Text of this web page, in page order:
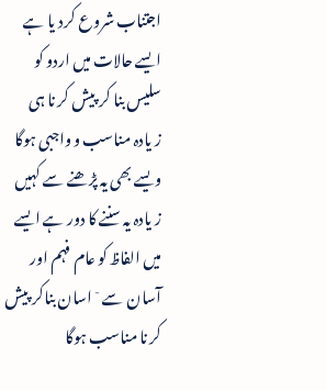
اجتناب شروع کردیا ہے
ایسے حالات میں اردو کو
سلیس بنا کر پیش کرنا ہی
زیادہ مناسب و واجبی ہوگا
ویسے بھی یہ پڑھنے سے کہیں
زیادہ یہ سننے کا دور ہے ایسے
میں الفاظ کو عام فہم اور
آسان سے ٓاسان بناکر پیش
کرنا مناسب ہوگا